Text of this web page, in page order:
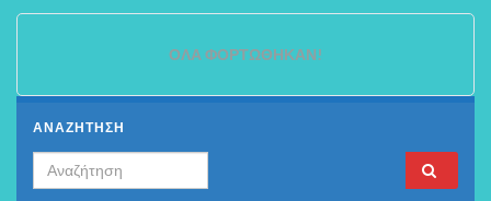
ΌΛΑ ΦΟΡΤΏΘΗΚΑΝ!
ΑΝΑΖΗΤΗΣΗ
Search for: